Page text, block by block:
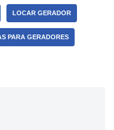
LOCAR GERADOR
PARA GERADORES